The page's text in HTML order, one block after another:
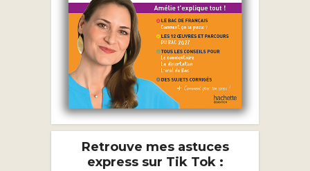
Retrouve mes astuces
express sur Tik Tok :